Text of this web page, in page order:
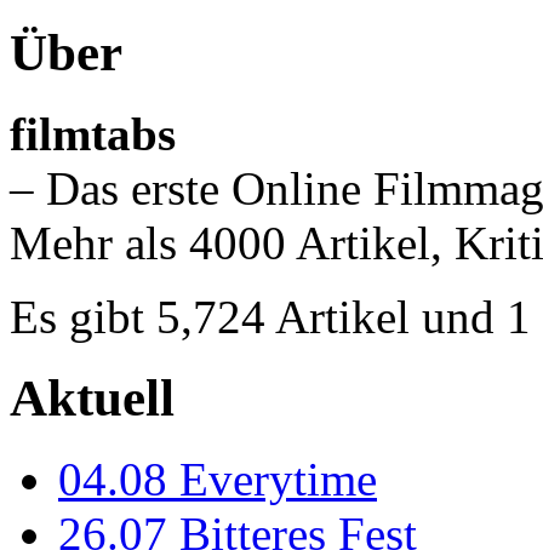
Über
filmtabs
– Das erste Online
Mehr als 4000 Artikel,
Es gibt 5,724 Artikel und 1
Aktuell
04.08 Everytime
26.07 Bitteres Fest